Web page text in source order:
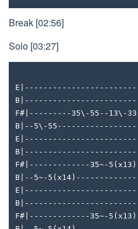
Break [02:56]
Solo [03:27]
F#|---------35\-55--13\-
B|--5\-
F#|-------------35~-
B|--5~-
F#|-------------35~-